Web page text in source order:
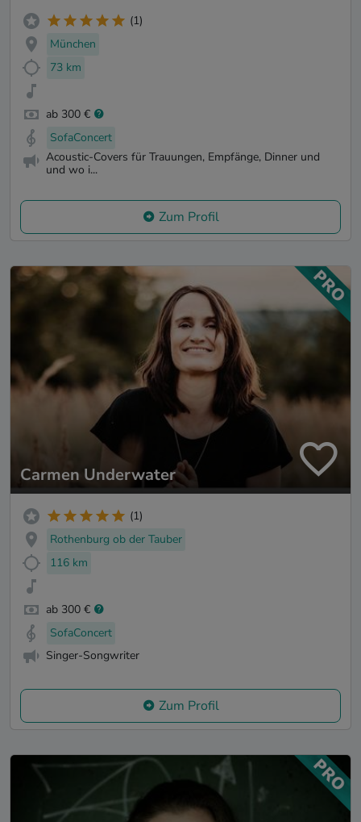
(1)
München
73 km
ab 300 €
SofaConcert
Acoustic-Covers für Trauungen, Empfänge, Dinner und
und wo i...
Zum Profil
Carmen Underwater
(1)
Rothenburg ob der Tauber
116 km
ab 300 €
SofaConcert
Singer-Songwriter
Zum Profil